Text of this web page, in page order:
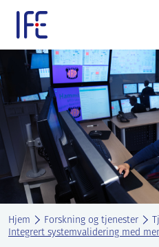
content
og tjenester
teknologi & eiendom
atomanlegg
Norske thoriumnettverket
Hjem Forskning og tjenester
Integrert systemvalidering med